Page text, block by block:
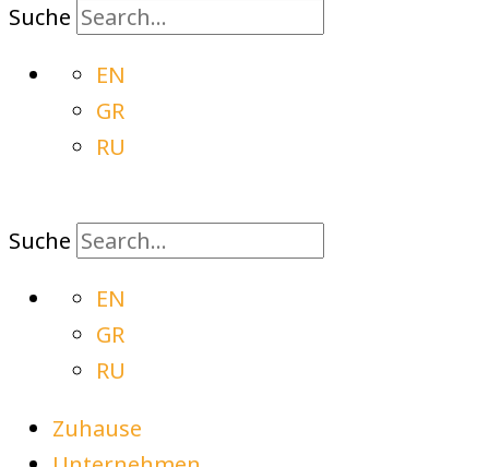
Suche
EN
GR
RU
Suche
EN
GR
RU
Zuhause